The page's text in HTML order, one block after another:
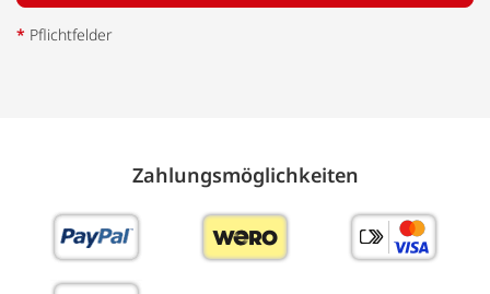
* Pflichtfelder
Zahlungs­möglich­keiten